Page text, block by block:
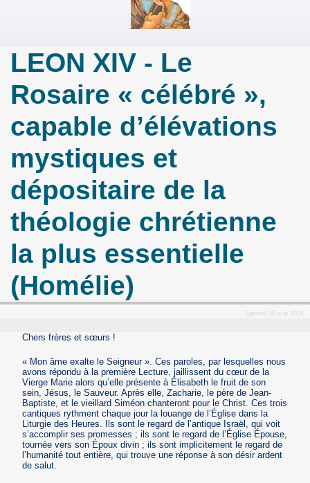
LEON XIV - Le
Rosaire « célébré »,
capable d’élévations
mystiques et
dépositaire de la
théologie chrétienne
la plus essentielle
(Homélie)
Samedi 30 mai 2026
Chers frères et sœurs !
« Mon âme exalte le Seigneur ». Ces paroles, par lesquelles nous
avons répondu à la première Lecture, jaillissent du cœur de la
Vierge Marie alors qu’elle présente à Élisabeth le fruit de son
sein, Jésus, le Sauveur. Après elle, Zacharie, le père de Jean-
Baptiste, et le vieillard Siméon chanteront pour le Christ. Ces trois
cantiques rythment chaque jour la louange de l’Église dans la
Liturgie des Heures. Ils sont le regard de l’antique Israël, qui voit
s’accomplir ses promesses ; ils sont le regard de l’Église Épouse,
tournée vers son Époux divin ; ils sont implicitement le regard de
l’humanité tout entière, qui trouve une réponse à son désir ardent
de salut.